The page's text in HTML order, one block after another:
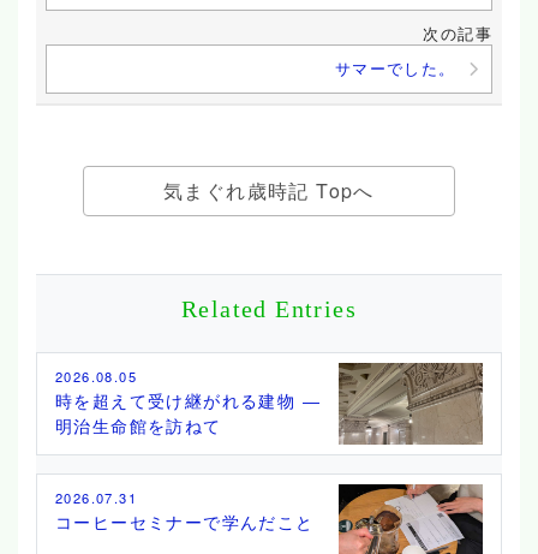
次の記事
サマーでした。
気まぐれ歳時記 Topへ
Related Entries
2026.08.05
時を超えて受け継がれる建物 ―
明治生命館を訪ねて
2026.07.31
コーヒーセミナーで学んだこと